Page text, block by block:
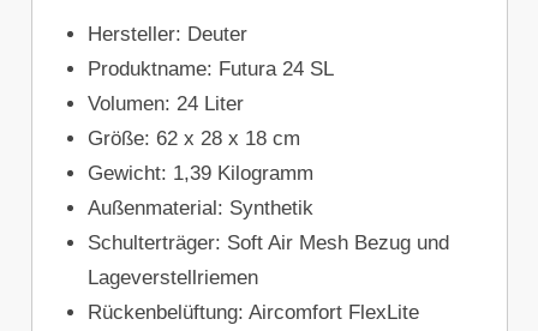
Hersteller: Deuter
Produktname: Futura 24 SL
Volumen: 24 Liter
Größe: 62 x 28 x 18 cm
Gewicht: 1,39 Kilogramm
Außenmaterial: Synthetik
Schulterträger: Soft Air Mesh Bezug und
Lageverstellriemen
Rückenbelüftung: Aircomfort FlexLite